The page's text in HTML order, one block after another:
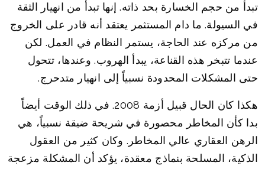
تبدأ من حجم الخسارة بحد ذاته. إنها تبدأ من انهيار الثقة
في السيولة. ما دام المستثمر يعتقد أنه قادر على الخروج
من مركزه عند الحاجة، يستمر النظام في العمل. لكن
عندما تتبخر هذه القناعة، يبدأ الهروب. وعندها، تتحول
حتى المشكلات المحدودة نسبياً إلى انهيار متدحرج.
هكذا كان الحال قبيل أزمة 2008. في ذلك الوقت أيضاً
بدا كأن المخاطر محصورة في شريحة ضيقة نسبياً، هي
الرهن العقاري عالي المخاطر. وكان كثير من العقول
الذكية، المسلحة بنماذج معقدة، يؤكد أن المشكلة مزعجة